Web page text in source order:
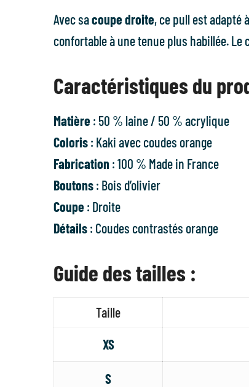
Avec sacoupe droite, ce pull est adapté
confortable à une tenue plus habillée.
Caractéristiques du
Matière : 50 % laine / 50 % acrylique
Coloris: Kaki avec coudes orange
Fabrication: 100 % Made in France
Boutons: Bois d’olivier
Coupe : Droite
Détails: Coudes contrastés orange
Guide des tailles :
Taille
XS
S